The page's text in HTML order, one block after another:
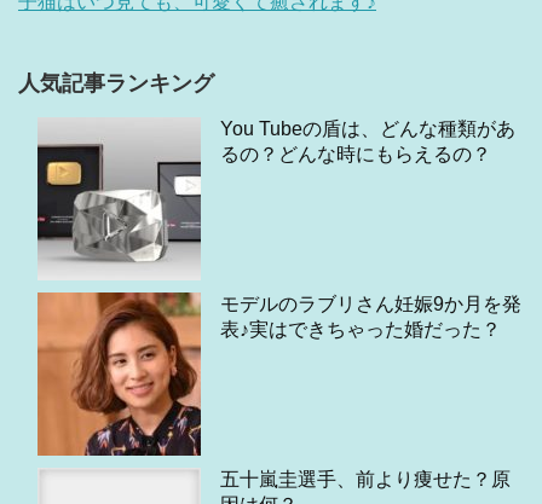
人気記事ランキング
You Tubeの盾は、どんな種類があ
るの？どんな時にもらえるの？
モデルのラブリさん妊娠9か月を発
表♪実はできちゃった婚だった？
五十嵐圭選手、前より痩せた？原